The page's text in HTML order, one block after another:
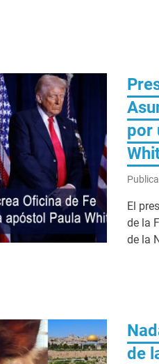
por
El
de la
de la
de